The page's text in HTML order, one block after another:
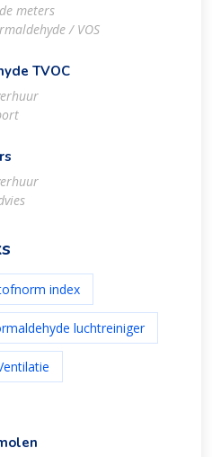
meters
/ VOS
TVOC
index
luchtreiniger